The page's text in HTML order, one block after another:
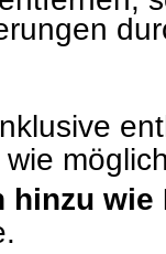
wie